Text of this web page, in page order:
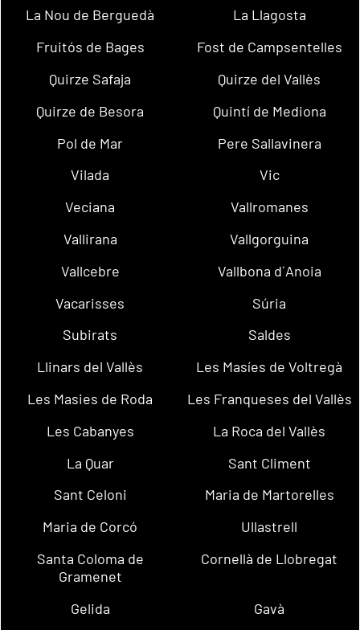
La Nou de Berguedà
La Llagosta
Fruitós de Bages
Fost de Campsentelles
Quirze Safaja
Quirze del Vallès
Quirze de Besora
Quintí de Mediona
Pol de Mar
Pere Sallavinera
Vilada
Vic
Veciana
Vallromanes
Vallirana
Vallgorguina
Vallcebre
Vallbona d´Anoia
Vacarisses
Súria
Subirats
Saldes
Llinars del Vallès
Les Masíes de Voltregà
Les Masies de Roda
Les Franqueses del Vallès
Les Cabanyes
La Roca del Vallès
La Quar
Sant Climent
Sant Celoni
Maria de Martorelles
Maria de Corcó
Ullastrell
Santa Coloma de
Gramenet
Cornellà de Llobregat
Gelida
Gavà